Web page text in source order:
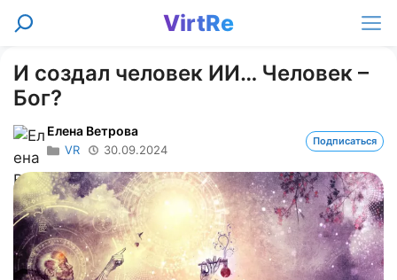
Перейти
VirtRe
Поиск
И создал человек ИИ… Человек –
Бог?
Елена Ветрова
VR 30.09.2024
Подписаться